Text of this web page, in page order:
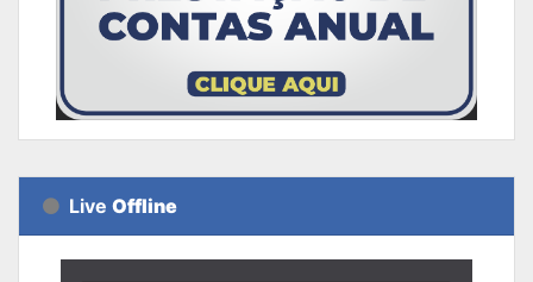
Live Offline